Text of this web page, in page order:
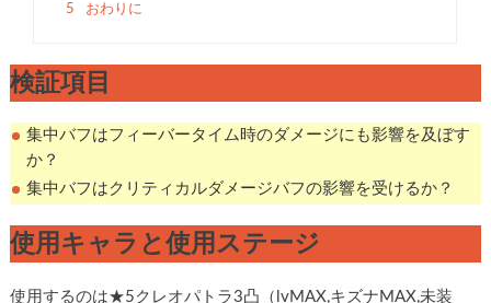
5 おわりに
検証項目
集中バフはフィーバータイム時のダメージにも影響を及ぼす
か？
集中バフはクリティカルダメージバフの影響を受けるか？
使用キャラと使用ステージ
使用するのは★5クレオパトラ3凸（lvMAX,キズナMAX,未装